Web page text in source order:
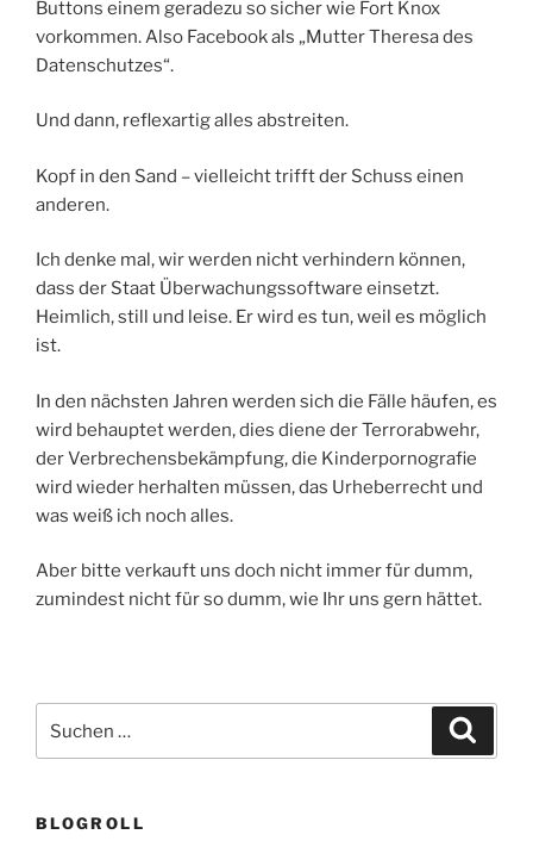
Buttons einem geradezu so sicher wie Fort Knox
vorkommen. Also Facebook als „Mutter Theresa des
Datenschutzes“.
Und dann, reflexartig alles abstreiten.
Kopf in den Sand – vielleicht trifft der Schuss einen
anderen.
Ich denke mal, wir werden nicht verhindern können,
dass der Staat Überwachungssoftware einsetzt.
Heimlich, still und leise. Er wird es tun, weil es möglich
ist.
In den nächsten Jahren werden sich die Fälle häufen, es
wird behauptet werden, dies diene der Terrorabwehr,
der Verbrechensbekämpfung, die Kinderpornografie
wird wieder herhalten müssen, das Urheberrecht und
was weiß ich noch alles.
Aber bitte verkauft uns doch nicht immer für dumm,
zumindest nicht für so dumm, wie Ihr uns gern hättet.
nach:
BLOGROLL